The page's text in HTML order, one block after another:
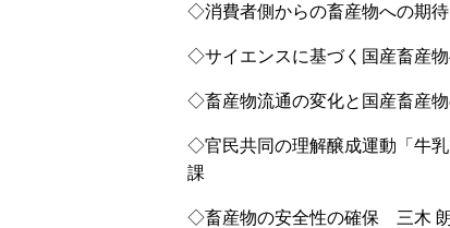
◇消費者側からの畜産物への期
◇サイエンスに基づく国産畜産
◇畜産物流通の変化と国産畜産
◇官民共同の理解醸成運動「牛
課
◇畜産物の安全性の確保 三木